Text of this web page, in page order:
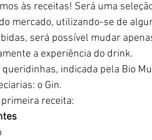
às receitas! Será uma
mercado, utilizando-se de
será possível mudar
a experiência do drink.
queridinhas, indicada pela Bio
o Gin.
receita: